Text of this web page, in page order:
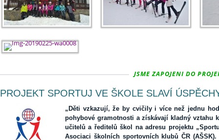
JSME ZAPOJENI DO
PROJEKT SPORTUJ VE ŠKOLE SLAVÍ
„Děti vzkazují, že by cvičily i více než jednu
pohybové gramotnosti a získávají kladný vztahu
učitelů a ředitelů škol na adresu projektu
Asociaci školních sportovních klubů ČR